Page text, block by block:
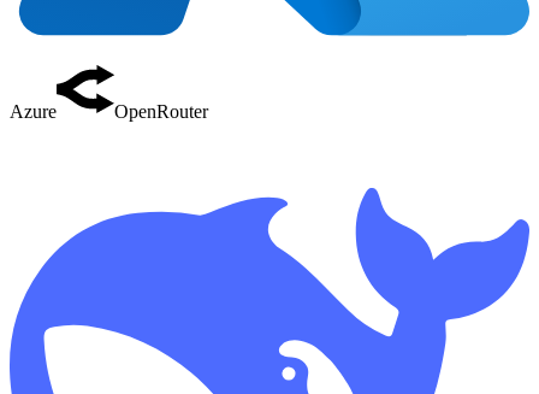
Azure OpenRouter